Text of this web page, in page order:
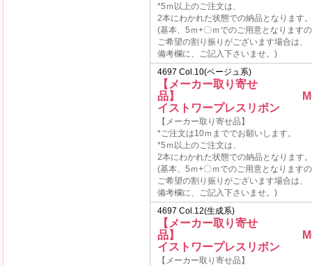
*5ｍ以上のご注文は、
2本にわかれた状態での納品となります。
(基本、5ｍ+〇ｍでのご用意となります
ご希望の割り振りがございます場合は、
備考欄に、ご記入下さいませ。)
4697 Col.10(ベージュ系)
【メーカー取り寄せ
品】
イストワープレスリボン
【メーカー取り寄せ品】
*ご注文は10ｍまででお願いします。
*5ｍ以上のご注文は、
2本にわかれた状態での納品となります。
(基本、5ｍ+〇ｍでのご用意となります
ご希望の割り振りがございます場合は、
備考欄に、ご記入下さいませ。)
4697 Col.12(生成系)
【メーカー取り寄せ
品】
イストワープレスリボン
【メーカー取り寄せ品】